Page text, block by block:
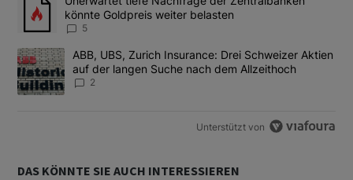
könnte Goldpreis weiter belasten
5
Ein Trendartikel mit dem Titel "ABB, UBS, Zurich Insurance:
ABB, UBS, Zurich Insurance: Drei Schweizer Aktien
auf der langen Suche nach dem Allzeithoch
2
Unterstützt von
DAS KÖNNTE SIE AUCH INTERESSIEREN